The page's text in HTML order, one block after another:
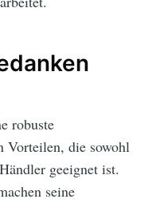
robuste
Vorteilen, die sowohl
geeignet ist.
seine